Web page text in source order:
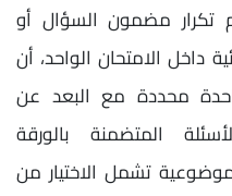
تكرار مضمون السؤال أو
داخل الامتحان الواحد، أن
محددة مع البعد عن
المتضمنة بالورقة
تشمل الاختيار من